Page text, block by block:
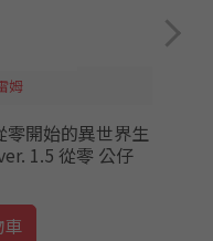
姆
零開始的異世界生
1.5 從零 公仔
車